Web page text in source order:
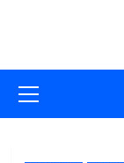
primario